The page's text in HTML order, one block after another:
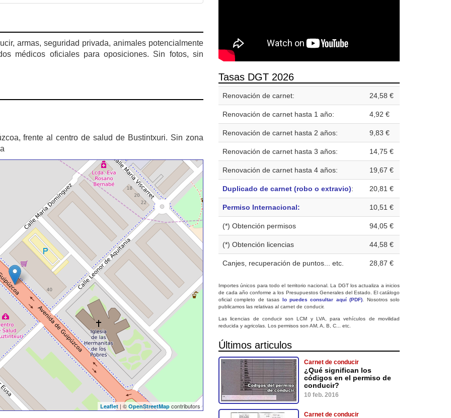
armas, seguridad privada, animales potencialmente
médicos oficiales para oposiciones. Sin fotos, sin
frente al centro de salud de Bustintxuri. Sin zona
Leaflet | © OpenStreetMap contributors
Tasas DGT 2026
Renovación de carnet: 24,58 €
Renovación de carnet hasta 1 año: 4,92 €
Renovación de carnet hasta 2 años: 9,83 €
Renovación de carnet hasta 3 años: 14,75 €
Renovación de carnet hasta 4 años: 19,67 €
Duplicado de carnet (robo o extravio): 20,81 €
Permiso Internacional: 10,51 €
(*) Obtención permisos 94,05 €
(*) Obtención licencias 44,58 €
Canjes, recuperación de puntos... etc. 28,87 €
Importes únicos para todo el territorio nacional. La DGT los actualiza a inicios
de cada año conforme a los Presupuestos Generales del Estado. El catálogo
oficial completo de tasas lo puedes consultar aquí (PDF) . Nosotros solo
publicamos las relativas al carnet de conducir.
Las licencias de conducir son LCM y LVA, para vehículos de movilidad
reducida y agricolas. Los permisos son AM, A, B, C... etc.
Últimos articulos
Carnet de conducir
¿Qué significan los
códigos en el permiso de
conducir?
10 feb. 2016
Carnet de conducir